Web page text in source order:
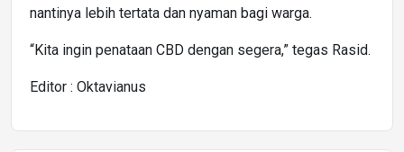
nantinya lebih tertata dan nyaman bagi warga.
“Kita ingin penataan CBD dengan segera,” tegas Rasid.
Editor : Oktavianus